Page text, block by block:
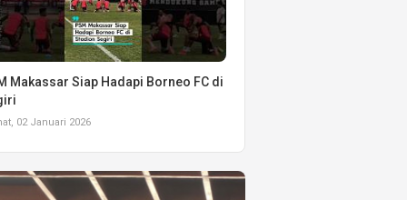
Makassar Siap Hadapi Borneo FC di
02 Januari 2026